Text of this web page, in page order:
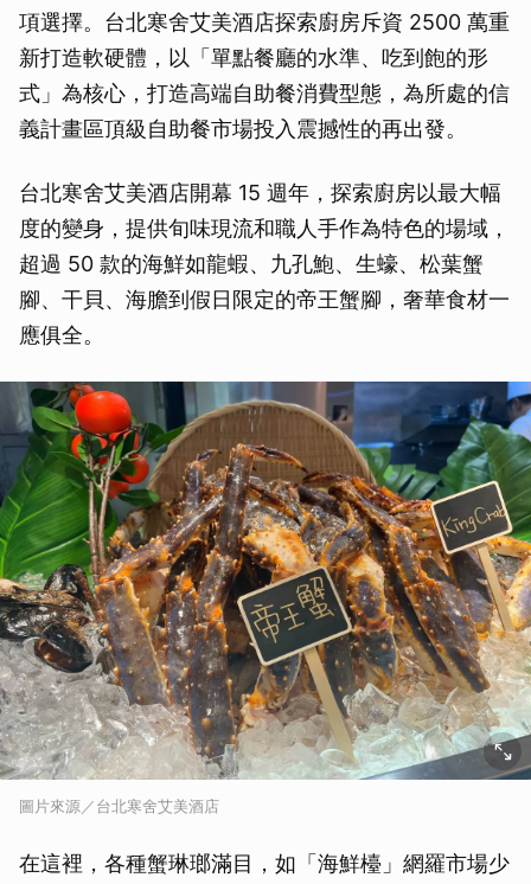
項選擇。台北寒舍艾美酒店探索廚房斥資 2500 萬重
新打造軟硬體，以「單點餐廳的水準、吃到飽的形
式」為核心，打造高端自助餐消費型態，為所處的信
義計畫區頂級自助餐市場投入震撼性的再出發。
台北寒舍艾美酒店開幕 15 週年，探索廚房以最大幅
度的變身，提供旬味現流和職人手作為特色的場域，
超過 50 款的海鮮如龍蝦、九孔鮑、生蠔、松葉蟹
腳、干貝、海膽到假日限定的帝王蟹腳，奢華食材一
應俱全。
圖片來源／台北寒舍艾美酒店
在這裡，各種蟹琳瑯滿目，如「海鮮檯」網羅市場少
取消